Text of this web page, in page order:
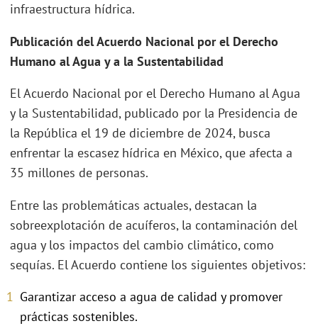
infraestructura hídrica.
Publicación del Acuerdo Nacional por el Derecho
Humano al Agua y a la Sustentabilidad
El Acuerdo Nacional por el Derecho Humano al Agua
y la Sustentabilidad, publicado por la Presidencia de
la República el 19 de diciembre de 2024, busca
enfrentar la escasez hídrica en México, que afecta a
35 millones de personas.
Entre las problemáticas actuales, destacan la
sobreexplotación de acuíferos, la contaminación del
agua y los impactos del cambio climático, como
sequías. El Acuerdo contiene los siguientes objetivos:
Garantizar acceso a agua de calidad y promover
prácticas sostenibles.